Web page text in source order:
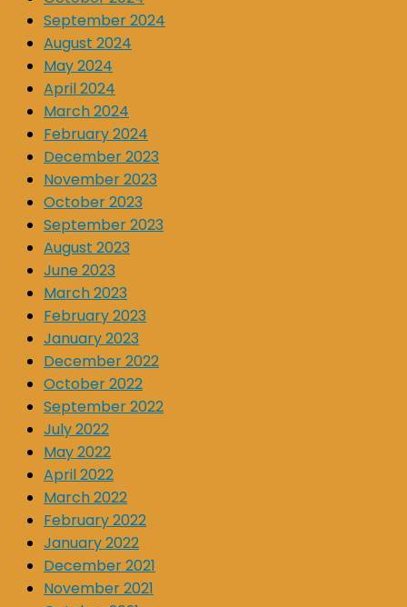
September 2024
August 2024
May 2024
April 2024
March 2024
February 2024
December 2023
November 2023
October 2023
September 2023
August 2023
June 2023
March 2023
February 2023
January 2023
December 2022
October 2022
September 2022
July 2022
May 2022
April 2022
March 2022
February 2022
January 2022
December 2021
November 2021